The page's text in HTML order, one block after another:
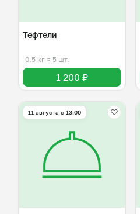
Тефтели
0,5 кг ≈ 5 шт.
1 200 ₽
11 августа с 13:00